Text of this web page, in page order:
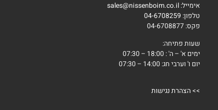
אימייל:sales@nissenboim.co.il
טלפון: 04-6708259
פקס: 04-6708877
שעות פתיחה:
ימים א' – ה' : 18:00 – 07:30
יום ו' וערבי חג: 14:00 – 07:30
>>הצהרת נגישות